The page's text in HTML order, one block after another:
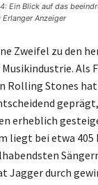
Ein Blick auf das
Anzeiger
Zweifel zu den
Als
Rolling Stones
erheblich
liegt bei etwa 405
Jagger durch